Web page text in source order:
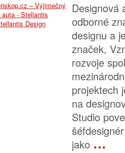
Designová
odborné
designu a
značek,
rozvoje
projektech
na
Studio
jako …